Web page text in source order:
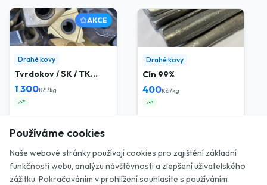
Používáme cookies
Naše webové stránky používají cookies pro zajištění základní
funkčnosti webu, analýzu návštěvnosti a zlepšení uživatelského
zážitku. Pokračováním v prohlížení souhlasíte s používáním
AKCE
Drahé kovy
Tvrdokov / SK / TK
plátky
1 300Kč /kg
Drahé kovy
Cín 99%
400Kč /kg